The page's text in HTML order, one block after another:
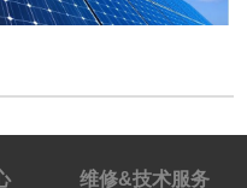
维修&技术服务